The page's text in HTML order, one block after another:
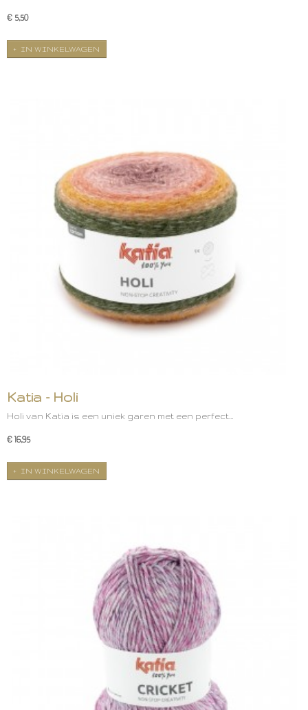
€ 5,50
IN WINKELWAGEN
Katia - Holi
Holi van Katia is een uniek garen met een perfect…
€ 16,95
IN WINKELWAGEN